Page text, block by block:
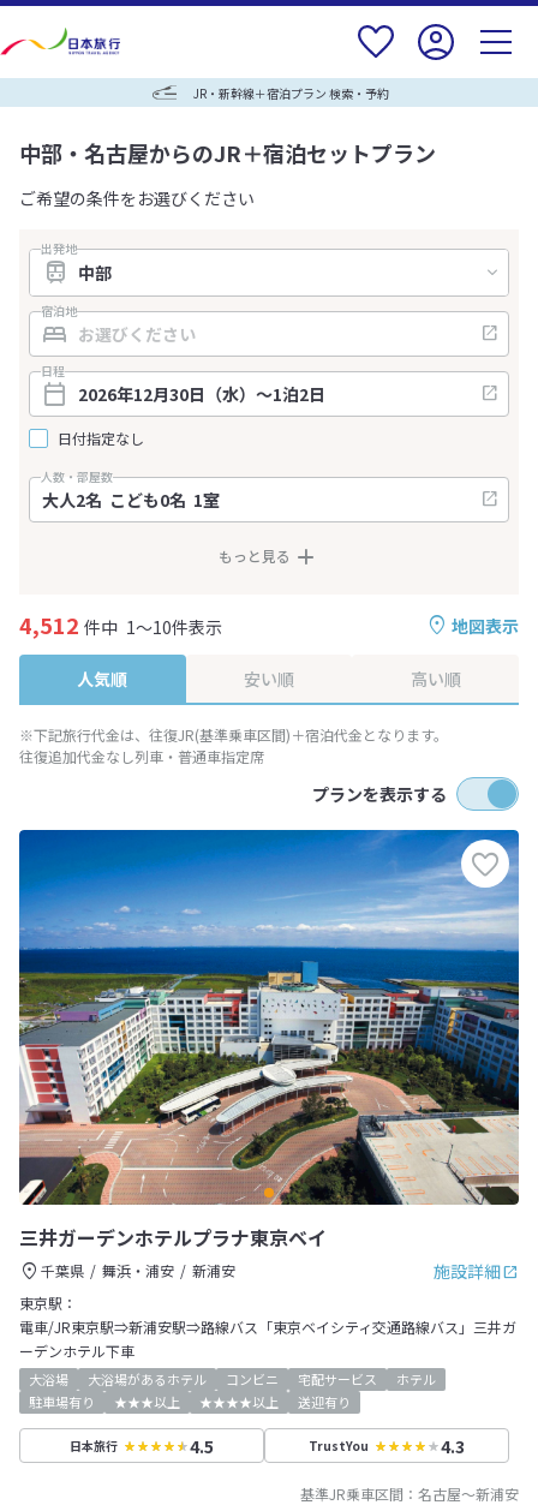
JR・新幹線＋宿泊プラン 検索・予約
中部・名古屋からのJR＋宿泊セットプラン
ご希望の条件をお選びください
出発地
宿泊地
日程
日付指定なし
人数・部屋数
もっと見る
地図表示
4,512 件中 1～10件表示
人気順 安い順 高い順
※下記旅行代金は、往復JR(基準乗車区間)＋宿泊代金となります。
往復追加代金なし列車・普通車指定席
プランを表示する
三井ガーデンホテルプラナ東京ベイ
施設詳細
千葉県 舞浜・浦安
新浦安
東京駅：
電車/JR東京駅⇒新浦安駅⇒路線バス「東京ベイシティ交通路線バス」三井ガ
ーデンホテル下車
大浴場 大浴場があるホテル コンビニ 宅配サービス
ホテル
駐車場有り
★★★以上 ★★★★以上 送迎有り
日本旅行 4.5 TrustYou 4.3
基準JR乗車区間： 名古屋～新浦安